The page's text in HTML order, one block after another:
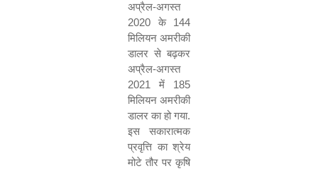
अप्रैल-अगस्त
2020 के 144
मिलियन अमरीकी
डालर से बढ़कर
अप्रैल-अगस्त
2021
में 185
मिलियन अमरीकी
डालर का हो गया.
इस सकारात्मक
प्रवृत्ति का श्रेय
मोटे तौर पर कृषि